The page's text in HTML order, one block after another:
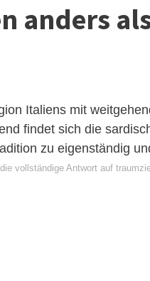
anders
Italiens mit
findet sich die
zu eigenständig
vollständige Antwort auf